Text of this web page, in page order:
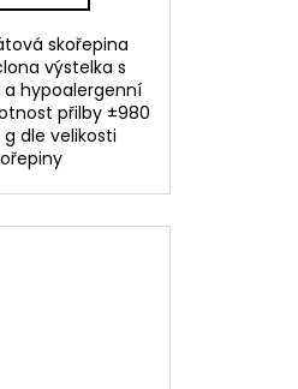
skořepina
výstelka s
hypoalergenní
přilby ±980
g dle velikosti